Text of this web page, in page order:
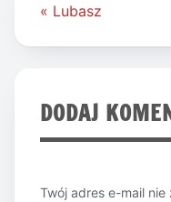
Nawigacja
« Lubasz
DODAJ
Twój adres e-mail